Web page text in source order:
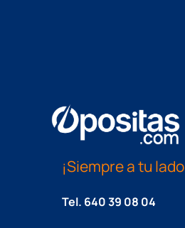
¡Siempre a tu
Tel. 640 39 08 04